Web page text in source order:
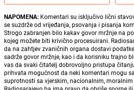
NAPOMENA: Komentari su isključivo lični
se suzdrže od vrijeđanja, psovanja i pisanja
Strogo zabranjen bilo kakav govor mržnje na
kojeg možete biti krivično procesuirani.
da na zahtjev zvaničnih organa dostavi
sadrže govor mržnje, kao i da korisniku trajno
vas da svaki čitatelj dobrovoljno pristupa
prihvata mogućnost da neki komentari mogu
suprotnosti sa vjerskim, nacionalnim,